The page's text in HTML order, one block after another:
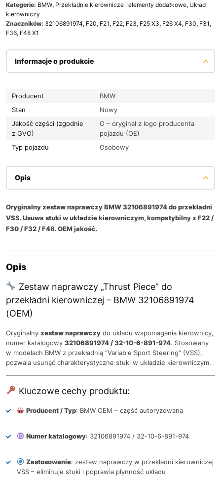
Kategorie: BMW, Przekładnie kierownicze i elementy dodatkowe, Układ
kierowniczy
Znaczników: 32106891974, F20, F21 , F22, F23, F25 X3, F26 X4, F30, F31 ,
F36, F48 X1
Informacje o produkcie
Producent
BMW
Stan
Nowy
Jakość części (zgodnie
z GVO)
O – oryginał z logo producenta
pojazdu (OE)
Typ pojazdu
Osobowy
Opis
Oryginalny zestaw naprawczy BMW 32106891974 do przekładni
VSS. Usuwa stuki w układzie kierowniczym, kompatybilny z F22 /
F30 / F32 / F48. OEM jakość.
Opis
Zestaw naprawczy „Thrust Piece” do
przekładni kierowniczej – BMW 32106891974
(OEM)
Oryginalny zestaw naprawczy do układu wspomagania kierownicy,
numer katalogowy 32106891974 / 32-10-6-891-974. Stosowany
w modelach BMW z przekładnią “Variable Sport Steering” (VSS),
pozwala usunąć charakterystyczne stuki w układzie kierowniczym.
Kluczowe cechy produktu:
Producent / Typ: BMW OEM – część autoryzowana
Numer katalogowy: 32106891974 / 32-10-6-891-974
Zastosowanie: zestaw naprawczy w przekładni kierowniczej
VSS – eliminuje stuki i poprawia płynność układu